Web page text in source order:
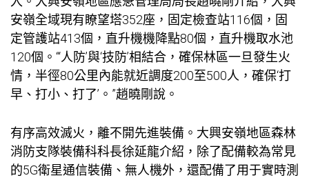
安嶺全域現有瞭望塔352座，固定檢查站116個，固
定管護站413個，直升機機降點80個，直升機取水池
120個。“‘人防’與‘技防’相結合，確保林區一旦發生火
情，半徑80公里內能就近調度200至500人，確保‘打
早、打小、打了’。”趙曉剛說。
有序高效滅火，離不開先進裝備。大興安嶺地區森林
消防支隊裝備科科長徐延龍介紹，除了配備較為常見
的5G衛星通信裝備、無人機外，還配備了用于實時測